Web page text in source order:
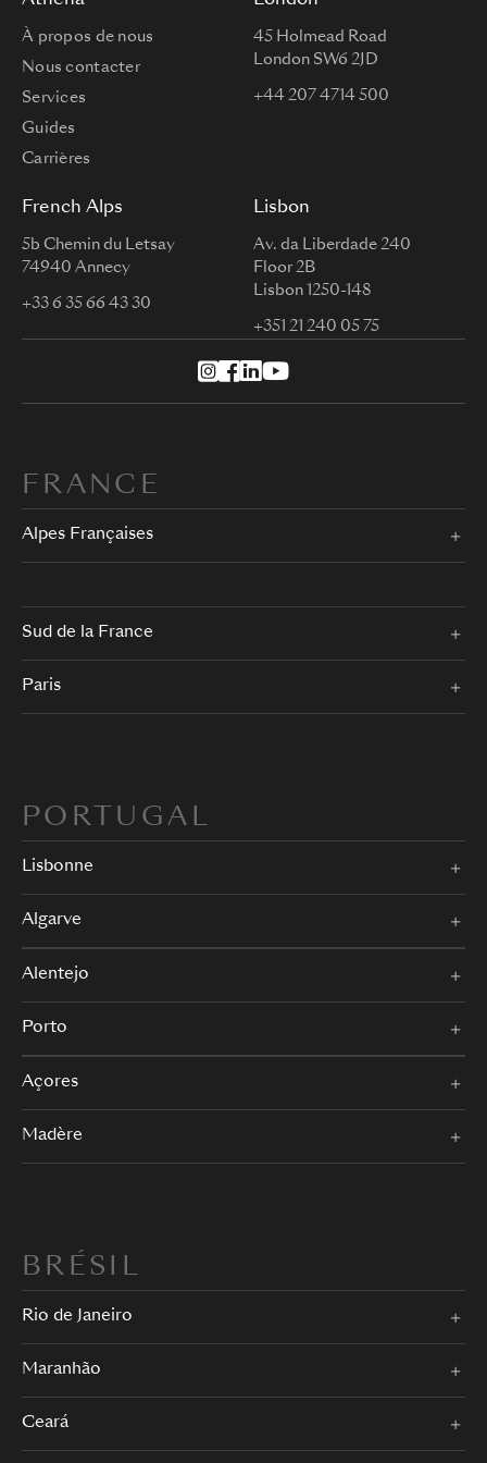
À propos de nous
Nous contacter
Services
Guides
Carrières
45 Holmead Road
London SW6 2JD
+44 207 4714 500
French Alps
5b Chemin du Letsay
74940 Annecy
+33 6 35 66 43 30
Lisbon
Av. da Liberdade 240
Floor 2B
Lisbon 1250-148
+351 21 240 05 75
FRANCE
Alpes Françaises
Sud de la France
Paris
PORTUGAL
Lisbonne
Algarve
Alentejo
Porto
Açores
Madère
BRÉSIL
Rio de Janeiro
Maranhão
Ceará